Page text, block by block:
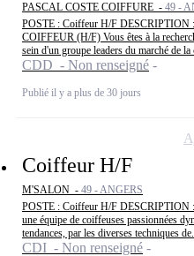
PASCAL COSTE COIFFURE - 49 -
POSTE : Coiffeur H/F
COIFFEUR (H/F) Vous êtes à la
sein d'un groupe leaders du marché de
CDD - Non renseigné
Publié il y a plus de 30 jours
Coiffeur H/F
M'SALON - 49 - ANGERS
POSTE : Coiffeur H/F DESCRIPTION
une équipe de coiffeuses passionnées
tendances, par les diverses techniques
CDI - Non renseigné